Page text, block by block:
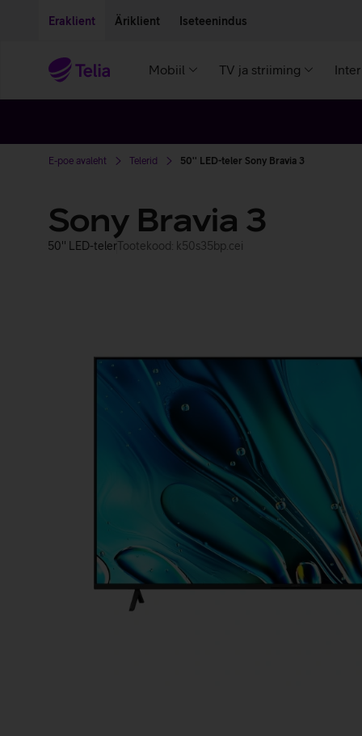
Eraklient Äriklient Iseteenindus
Mobiil TV ja striiming
E-poe avaleht Telerid 50'' LED-teler Sony Bravia 3
Sony Bravia 3
50'' LED-telerTootekood: k50s35bp.cei